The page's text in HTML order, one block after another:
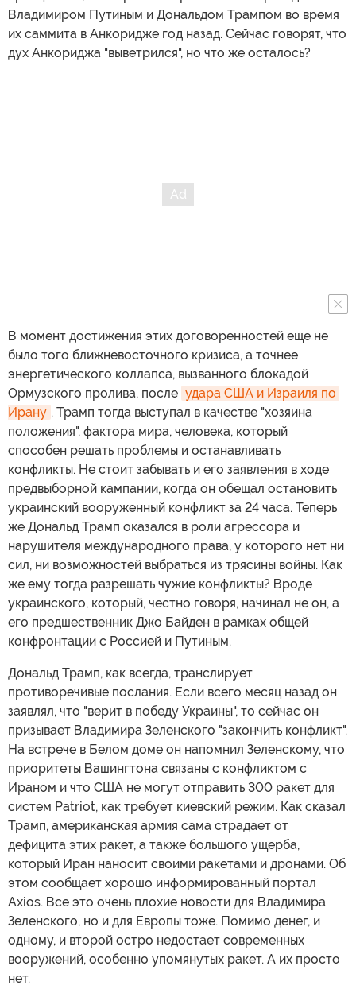
Владимиром Путиным и Дональдом Трампом во время
их саммита в Анкоридже год назад. Сейчас говорят, что
дух Анкориджа "выветрился", но что же осталось?
В момент достижения этих договоренностей еще не
было того ближневосточного кризиса, а точнее
энергетического коллапса, вызванного блокадой
Ормузского пролива, после удара США и Израиля по
Ирану . Трамп тогда выступал в качестве "хозяина
положения", фактора мира, человека, который
способен решать проблемы и останавливать
конфликты. Не стоит забывать и его заявления в ходе
предвыборной кампании, когда он обещал остановить
украинский вооруженный конфликт за 24 часа. Теперь
же Дональд Трамп оказался в роли агрессора и
нарушителя международного права, у которого нет ни
сил, ни возможностей выбраться из трясины войны. Как
же ему тогда разрешать чужие конфликты? Вроде
украинского, который, честно говоря, начинал не он, а
его предшественник Джо Байден в рамках общей
конфронтации с Россией и Путиным.
Дональд Трамп, как всегда, транслирует
противоречивые послания. Если всего месяц назад он
заявлял, что "верит в победу Украины", то сейчас он
призывает Владимира Зеленского "закончить конфликт".
На встрече в Белом доме он напомнил Зеленскому, что
приоритеты Вашингтона связаны с конфликтом с
Ираном и что США не могут отправить 300 ракет для
систем Patriot, как требует киевский режим. Как сказал
Трамп, американская армия сама страдает от
дефицита этих ракет, а также большого ущерба,
который Иран наносит своими ракетами и дронами. Об
этом сообщает хорошо информированный портал
Axios. Все это очень плохие новости для Владимира
Зеленского, но и для Европы тоже. Помимо денег, и
одному, и второй остро недостает современных
вооружений, особенно упомянутых ракет. А их просто
нет.